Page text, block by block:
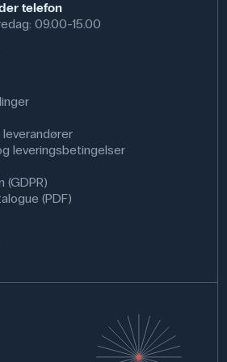
telefon
09.00-15.00
leveringsbetingelser
(GDPR)
(PDF)